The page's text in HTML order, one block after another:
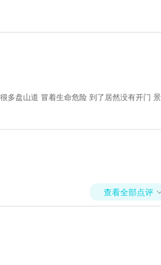
盘山道 冒着生命危险 到了居然没有开门
查看全部点评